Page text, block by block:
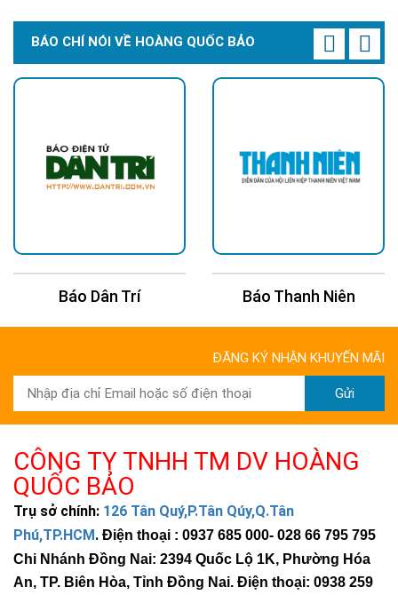
BÁO CHÍ NÓI VỀ HOÀNG QUỐC BẢO
Báo Dân Trí Báo Thanh Niên
ĐĂNG KÝ NHẬN KHUYẾN MÃI
Gửi
CÔNG TY TNHH TM DV HOÀNG
QUỐC BẢO
Trụ sở chính: 126 Tân Quý,P.Tân Qúy,Q.Tân
Phú,TP.HCM. Điện thoại : 0937 685 000- 028 66 795 795
Chi Nhánh Đồng Nai: 2394 Quốc Lộ 1K, Phường Hóa
An, TP. Biên Hòa, Tỉnh Đồng Nai. Điện thoại: 0938 259